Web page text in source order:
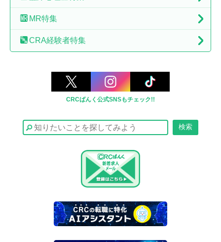
MR特集
CRA経験者特集
CRCばんく公式SNSもチェック!!